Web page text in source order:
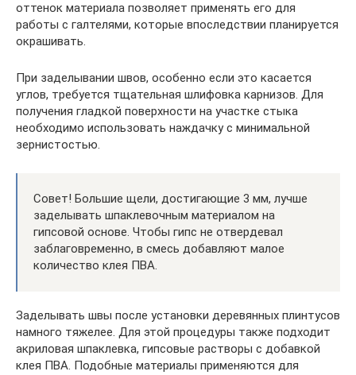
оттенок материала позволяет применять его для
работы с галтелями, которые впоследствии планируется
окрашивать.
При заделывании швов, особенно если это касается
углов, требуется тщательная шлифовка карнизов. Для
получения гладкой поверхности на участке стыка
необходимо использовать наждачку с минимальной
зернистостью.
Совет! Большие щели, достигающие 3 мм, лучше
заделывать шпаклевочным материалом на
гипсовой основе. Чтобы гипс не отвердевал
заблаговременно, в смесь добавляют малое
количество клея ПВА.
Заделывать швы после установки деревянных плинтусов
намного тяжелее. Для этой процедуры также подходит
акриловая шпаклевка, гипсовые растворы с добавкой
клея ПВА. Подобные материалы применяются для